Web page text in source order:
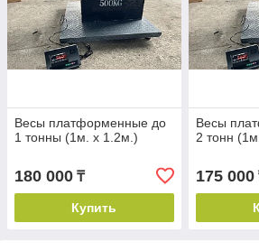
Весы платформенные до
1 тонны (1м. х 1.2м.)
180 000 ₸
Купить
Весы
2 тонн
175 000